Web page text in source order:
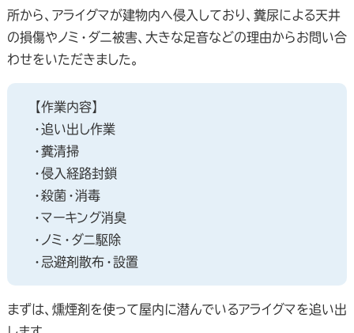
所から、アライグマが建物内へ侵入しており、糞尿による天井
の損傷やノミ・ダニ被害、大きな足音などの理由からお問い合
わせをいただきました。
【作業内容】
・追い出し作業
・糞清掃
・侵入経路封鎖
・殺菌・消毒
・マーキング消臭
・ノミ・ダニ駆除
・忌避剤散布・設置
まずは、燻煙剤を使って屋内に潜んでいるアライグマを追い出